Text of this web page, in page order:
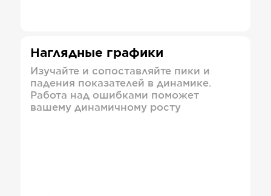
Наглядные графики
Изучайте и сопоставляйте пики и
падения показателей в динамике.
Работа над ошибками поможет
вашему динамичному росту